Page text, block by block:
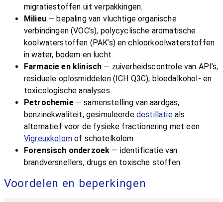
migratiestoffen uit verpakkingen.
Milieu— bepaling van vluchtige organische
verbindingen (VOC’s), polycyclische aromatische
koolwaterstoffen (PAK’s) en chloorkoolwaterstoffen
in water, bodem en lucht.
Farmacie en klinisch — zuiverheidscontrole van API’s,
residuele oplosmiddelen (ICH Q3C), bloedalkohol- en
toxicologische analyses.
Petrochemie— samenstelling van aardgas,
benzinekwaliteit, gesimuleerde destillatieals
alternatief voor de fysieke fractionering met een
Vigreuxkolomof schotelkolom.
Forensisch onderzoek — identificatie van
brandversnellers, drugs en toxische stoffen.
Voordelen en beperkingen